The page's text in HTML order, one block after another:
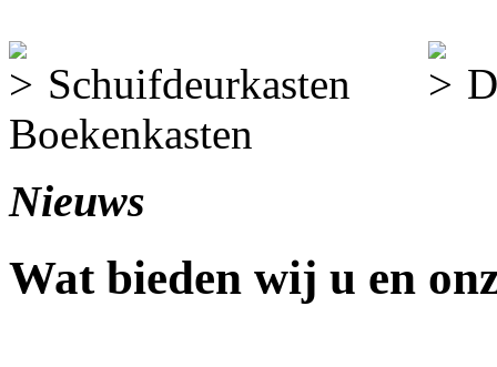
Schuifdeurkasten
Boekenkasten
Nieuws
Wat bieden wij u en